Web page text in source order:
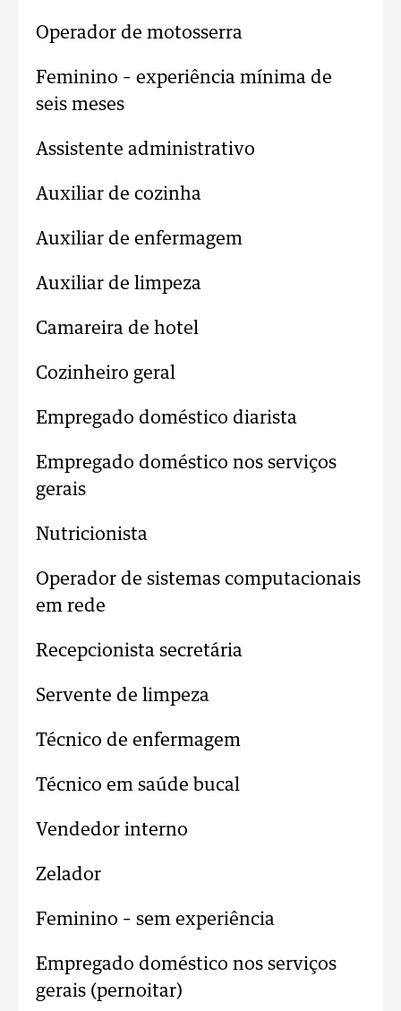
Operador de motosserra
Feminino – experiência mínima de
seis meses
Assistente administrativo
Auxiliar de cozinha
Auxiliar de enfermagem
Auxiliar de limpeza
Camareira de hotel
Cozinheiro geral
Empregado doméstico diarista
Empregado doméstico nos serviços
gerais
Nutricionista
Operador de sistemas computacionais
em rede
Recepcionista secretária
Servente de limpeza
Técnico de enfermagem
Técnico em saúde bucal
Vendedor interno
Zelador
Feminino – sem experiência
Empregado doméstico nos serviços
gerais (pernoitar)